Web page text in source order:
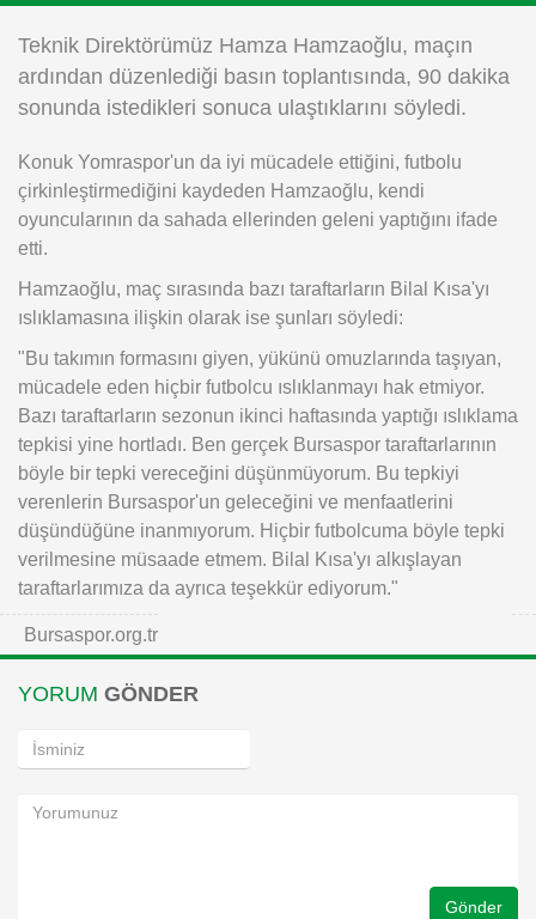
Instagram
Android
iOS
Teknik Direktörümüz Hamza Hamzaoğlu, maçın
ardından düzenlediği basın toplantısında, 90 dakika
sonunda istedikleri sonuca ulaştıklarını söyledi.
Konuk Yomraspor'un da iyi mücadele ettiğini, futbolu
çirkinleştirmediğini kaydeden Hamzaoğlu, kendi
oyuncularının da sahada ellerinden geleni yaptığını ifade
etti.
Hamzaoğlu, maç sırasında bazı taraftarların Bilal Kısa'yı
ıslıklamasına ilişkin olarak ise şunları söyledi:
"Bu takımın formasını giyen, yükünü omuzlarında taşıyan,
mücadele eden hiçbir futbolcu ıslıklanmayı hak etmiyor.
Bazı taraftarların sezonun ikinci haftasında yaptığı ıslıklama
tepkisi yine hortladı. Ben gerçek Bursaspor taraftarlarının
böyle bir tepki vereceğini düşünmüyorum. Bu tepkiyi
verenlerin Bursaspor'un geleceğini ve menfaatlerini
düşündüğüne inanmıyorum. Hiçbir futbolcuma böyle tepki
verilmesine müsaade etmem. Bilal Kısa'yı alkışlayan
taraftarlarımıza da ayrıca teşekkür ediyorum."
Bursaspor.org.tr
YORUM GÖNDER
Gönder